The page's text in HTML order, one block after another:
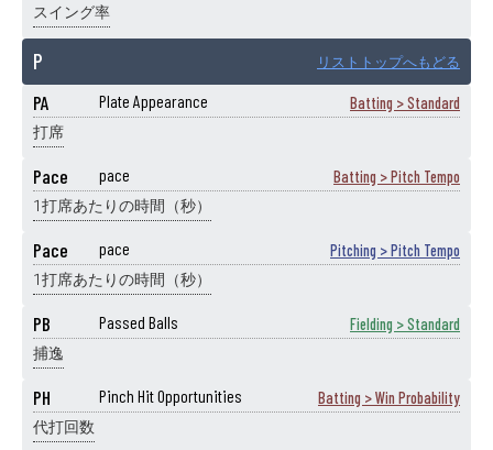
スイング率
P リストトップへもどる
PA Plate Appearance Batting > Standard
打席
Pace pace Batting > Pitch Tempo
1打席あたりの時間（秒）
Pace pace Pitching > Pitch Tempo
1打席あたりの時間（秒）
PB Passed Balls Fielding > Standard
捕逸
PH Pinch Hit Opportunities Batting > Win Probability
代打回数